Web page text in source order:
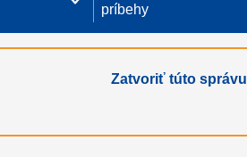
príbehy
Zatvoriť túto správu